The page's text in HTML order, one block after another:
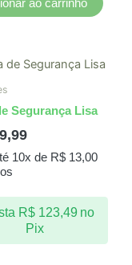
ao carrinho
Segurança Lisa
10x de R$13,00
R$123,49 no
Pix